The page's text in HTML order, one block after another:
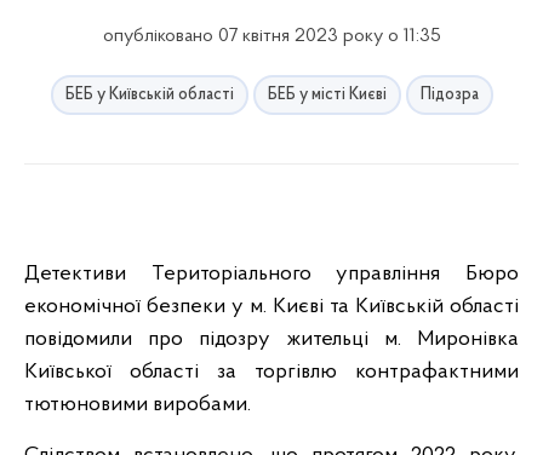
опубліковано 07 квітня 2023 року о 11:35
БЕБ у Київській області БЕБ у місті Києві Підозра
Детективи Територіального управління Бюро
економічної безпеки у м. Києві та Київській області
повідомили про підозру жительці м. Миронівка
Київської області за торгівлю контрафактними
тютюновими виробами.